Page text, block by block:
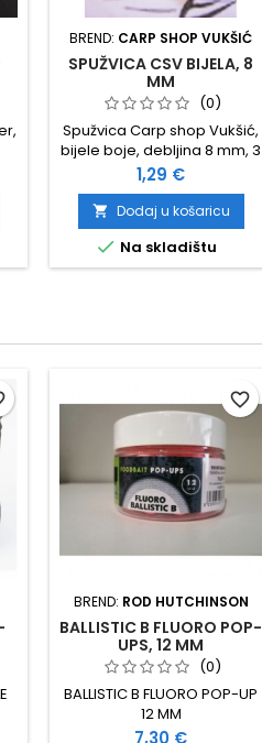
BREND: CARP SHOP VUKŠIĆ
SPUŽVICA CSV BIJELA, 8
MM
(0)
Spužvica Carp shop Vukšić,
bijele boje, debljina 8 mm, 3
štapića u pakovanju
Cijena
1,29 €
 Dodaj u košaricu
 Na skladištu
BREND: ROD HUTCHINSON
BALLISTIC B FLUORO POP-
UPS, 12 MM
(0)
BALLISTIC B FLUORO POP-UP
12 MM
Cijena
7,30 €
favorite_border